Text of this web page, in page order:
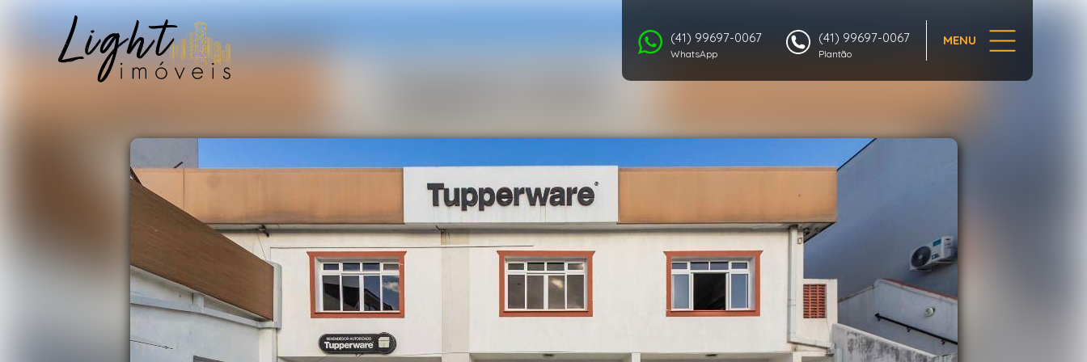
(41) 99697-0067
WhatsApp
(41) 99697-0067
Plantão
MENU